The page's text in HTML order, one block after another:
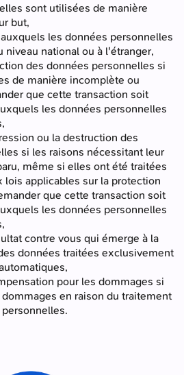
sont utilisées de manière
but,
les données personnelles
niveau national ou à l'étranger,
des données personnelles si
de manière incomplète ou
que cette transaction soit
les données personnelles
ou la destruction des
si les raisons nécessitant leur
même si elles ont été traitées
applicables sur la protection
que cette transaction soit
les données personnelles
contre vous qui émerge à la
données traitées exclusivement
pour les dommages si
en raison du traitement